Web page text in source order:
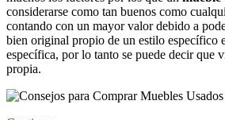
considerarse como tan buenos como
contando con un mayor valor debido a
bien original propio de un estilo específico
específica, por lo tanto se puede decir que
propia.